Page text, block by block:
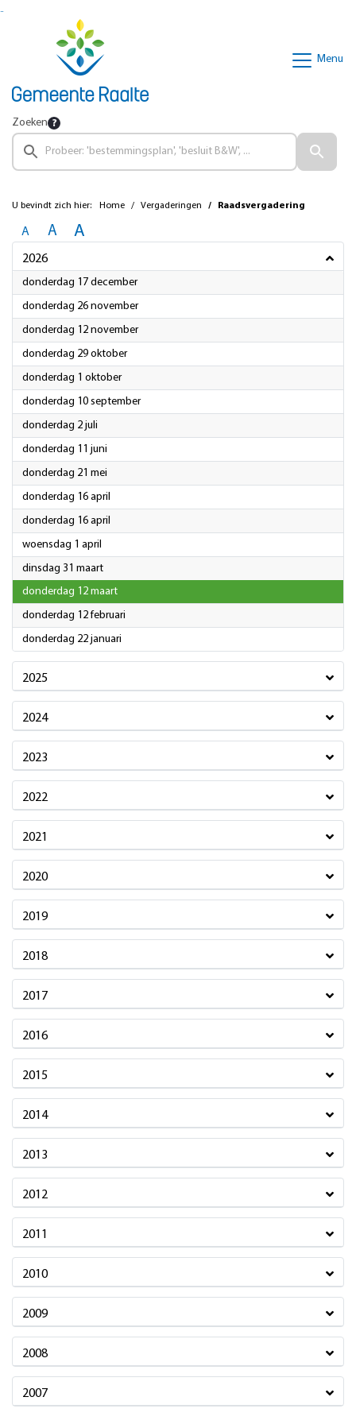
Ga naar de inhoud van deze pagina
Ga naar het zoeken
Menu
Zoeken
U bevindt zich hier: Home Vergaderingen Raadsvergadering
A A A
2026
donderdag 17 december2026
donderdag 26 november2026
donderdag 12 november2026
donderdag 29 oktober2026
donderdag 1 oktober2026
donderdag 10 september2026
donderdag 2 juli
donderdag 11 juni
donderdag 21 mei
donderdag 16 april
donderdag 16 april
woensdag 1 april
dinsdag 31 maart2026
donderdag 12 maart2026
donderdag 12 februari
donderdag 22 januari
2025
2024
2023
2022
2021
2020
2019
2018
2017
2016
2015
2014
2013
2012
2011
2010
2009
2008
2007